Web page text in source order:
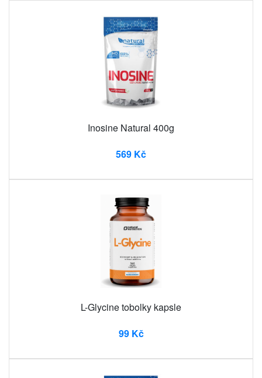
Inosine Natural 400g
569 Kč
L-Glycine tobolky kapsle
99 Kč